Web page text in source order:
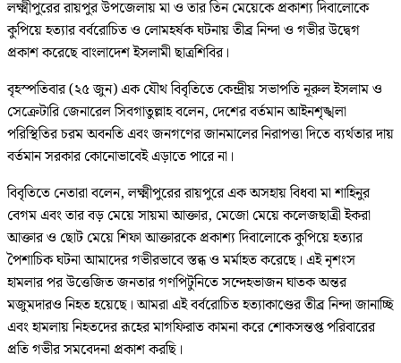
লক্ষ্মীপুরের রায়পুর উপজেলায় মা ও তার তিন মেয়েকে প্রকাশ্য দিবালোকে
কুপিয়ে হত্যার বর্বরোচিত ও লোমহর্ষক ঘটনায় তীব্র নিন্দা ও গভীর উদ্বেগ
প্রকাশ করেছে বাংলাদেশ ইসলামী ছাত্রশিবির।
বৃহস্পতিবার (২৫ জুন) এক যৌথ বিবৃতিতে কেন্দ্রীয় সভাপতি নূরুল ইসলাম ও
সেক্রেটারি জেনারেল সিবগাতুল্লাহ বলেন, দেশের বর্তমান আইনশৃঙ্খলা
পরিস্থিতির চরম অবনতি এবং জনগণের জানমালের নিরাপত্তা দিতে ব্যর্থতার দায়
বর্তমান সরকার কোনোভাবেই এড়াতে পারে না।
বিবৃতিতে নেতারা বলেন, লক্ষ্মীপুরের রায়পুরে এক অসহায় বিধবা মা শাহিনুর
বেগম এবং তার বড় মেয়ে সায়মা আক্তার, মেজো মেয়ে কলেজছাত্রী ইকরা
আক্তার ও ছোট মেয়ে শিফা আক্তারকে প্রকাশ্য দিবালোকে কুপিয়ে হত্যার
পৈশাচিক ঘটনা আমাদের গভীরভাবে স্তব্ধ ও মর্মাহত করেছে। এই নৃশংস
হামলার পর উত্তেজিত জনতার গণপিটুনিতে সন্দেহভাজন ঘাতক অন্তর
মজুমদারও নিহত হয়েছে। আমরা এই বর্বরোচিত হত্যাকাণ্ডের তীব্র নিন্দা জানাচ্ছি
এবং হামলায় নিহতদের রূহের মাগফিরাত কামনা করে শোকসন্তপ্ত পরিবারের
প্রতি গভীর সমবেদনা প্রকাশ করছি।